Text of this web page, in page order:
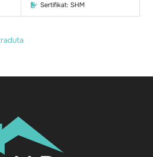
Sertifikat: SHM
Back
Top